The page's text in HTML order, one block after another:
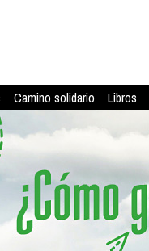
Camino solidario Libros